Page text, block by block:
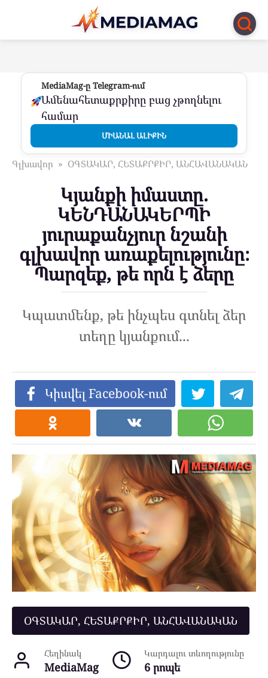
Перейти
контенту
MediaMag-ը Telegram-ում
Ամենահետաքրքիրը բաց չթողնելու
համար
ՄԻԱՆԱԼ ԱԼԻՔԻՆ
Գլխավոր » ՕԳՏԱԿԱՐ, ՀԵՏԱՔՐՔԻՐ, ԱՆՀԱՎԱՆԱԿԱՆ
Կյանքի իմաստը.
ԿԵՆԴԱՆԱԿԵՐՊԻ
յուրաքանչյուր նշանի
գլխավոր առաքելությունը։
Պարզեք, թե որն է ձերը
Կպատմենք, թե ինչպես գտնել ձեր
տեղը կյանքում...
Կիսվել Facebook-ում
ՕԳՏԱԿԱՐ, ՀԵՏԱՔՐՔԻՐ, ԱՆՀԱՎԱՆԱԿԱՆ
Հեղինակ
MediaMag
Կարդալու տևողությունը
6 րոպե